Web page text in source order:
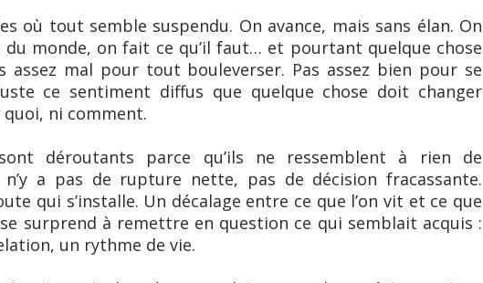
où tout semble suspendu. On avance, mais sans élan. On
monde, on fait ce qu’il faut… et pourtant quelque chose
assez mal pour tout bouleverser. Pas assez bien pour se
ce sentiment diffus que quelque chose doit changer
quoi, ni comment.
déroutants parce qu’ils ne ressemblent à rien de
n’y a pas de rupture nette, pas de décision fracassante.
qui s’installe. Un décalage entre ce que l’on vit et ce que
se surprend à remettre en question ce qui semblait acquis :
un rythme de vie.